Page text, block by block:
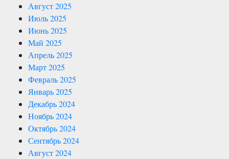
Август 2025
Июль 2025
Июнь 2025
Май 2025
Апрель 2025
Март 2025
Февраль 2025
Январь 2025
Декабрь 2024
Ноябрь 2024
Октябрь 2024
Сентябрь 2024
Август 2024